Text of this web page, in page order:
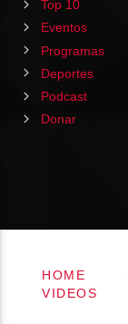
Top 10
Eventos
Programas
Deportes
Podcast
Donar
HOME
VIDEOS